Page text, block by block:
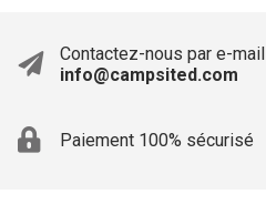
Contactez-nous par e-mail
info@campsited.com
Paiement 100% sécurisé